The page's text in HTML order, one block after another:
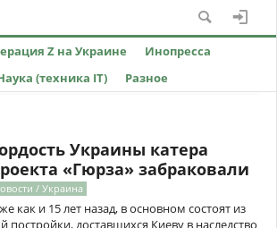
Z на Украине
Инопресса
(техника IT) Разное
Украины катера
«Гюрза» забраковали
/ Украина
как и 15 лет назад, в основном состоят из
постройки, доставшихся Киеву в наследство